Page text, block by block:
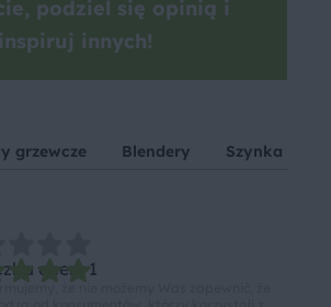
podziel się opinią i
innych!
grzewcze Blendery Szynka
ocen: 1